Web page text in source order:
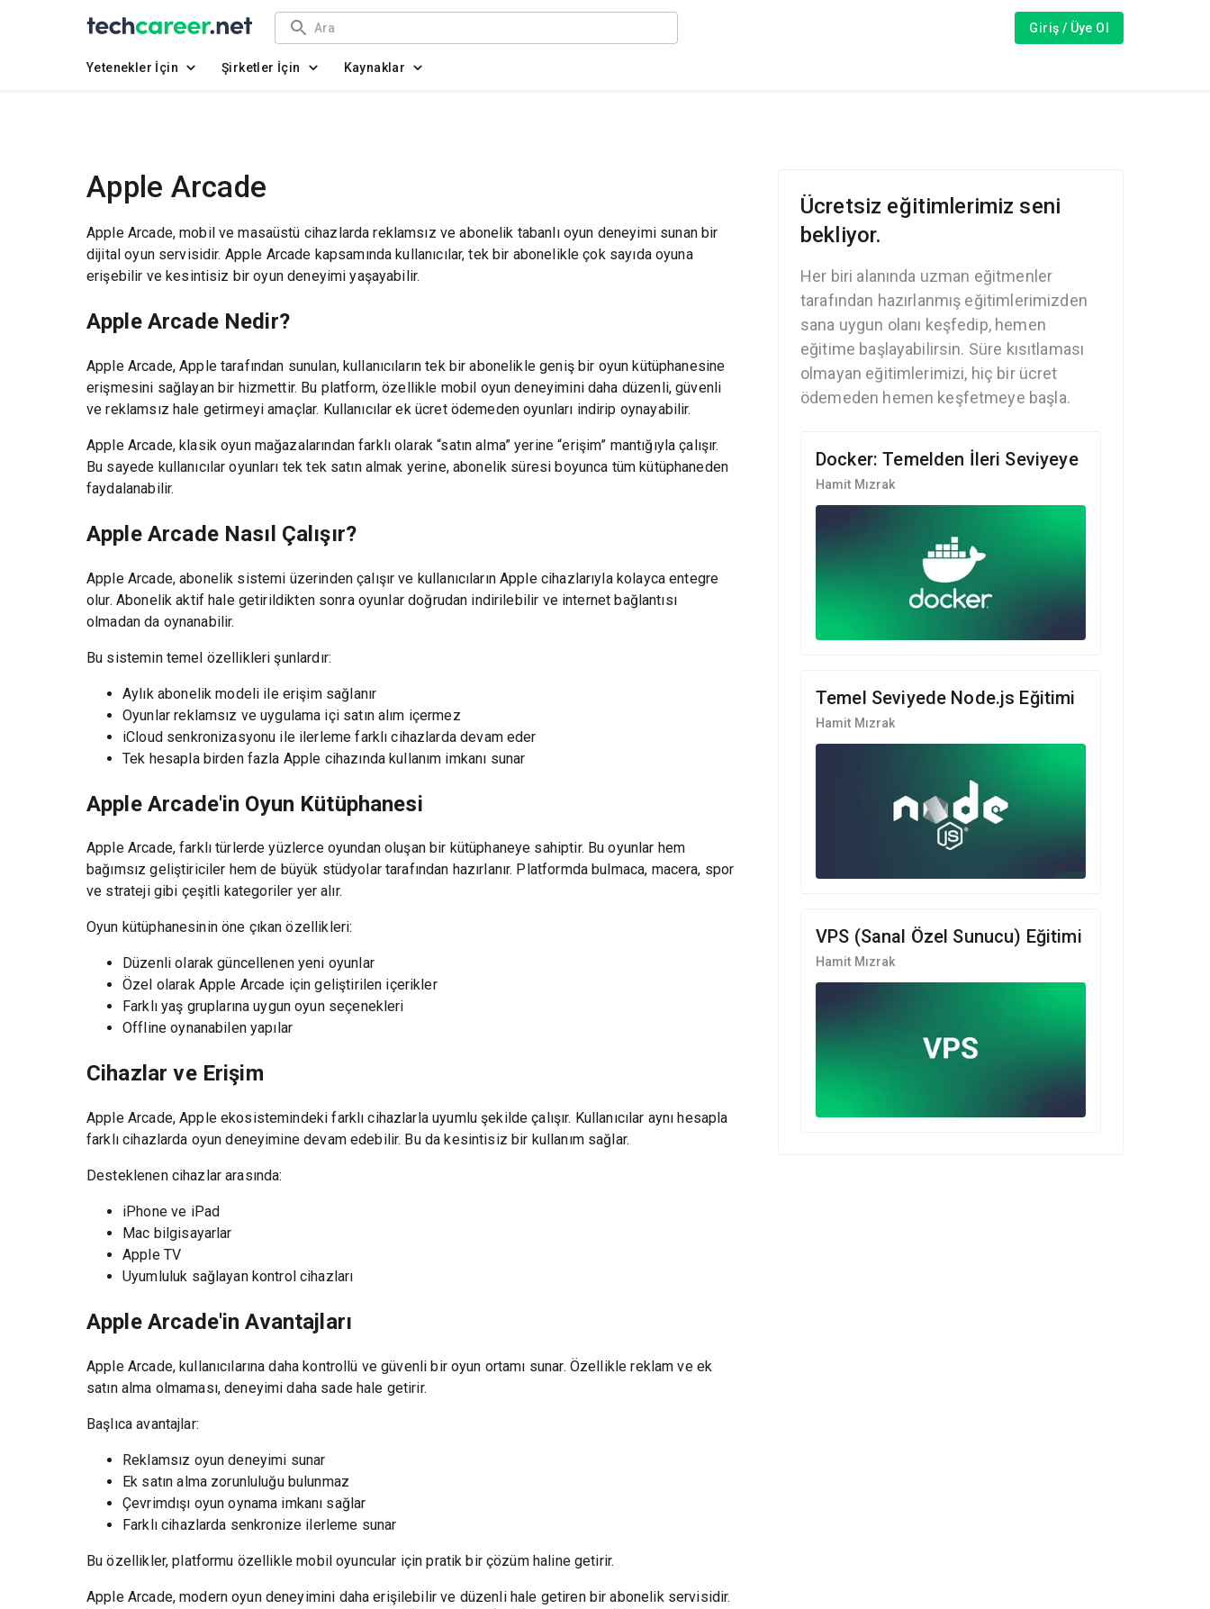
Giriş / Üye Ol
Yetenekler İçin Şirketler İçin Kaynaklar
Apple Arcade
Apple Arcade, mobil ve masaüstü cihazlarda reklamsız ve abonelik tabanlı oyun deneyimi sunan bir
dijital oyun servisidir. Apple Arcade kapsamında kullanıcılar, tek bir abonelikle çok sayıda oyuna
erişebilir ve kesintisiz bir oyun deneyimi yaşayabilir.
Apple Arcade Nedir?
Apple Arcade, Apple tarafından sunulan, kullanıcıların tek bir abonelikle geniş bir oyun kütüphanesine
erişmesini sağlayan bir hizmettir. Bu platform, özellikle mobil oyun deneyimini daha düzenli, güvenli
ve reklamsız hale getirmeyi amaçlar. Kullanıcılar ek ücret ödemeden oyunları indirip oynayabilir.
Apple Arcade, klasik oyun mağazalarından farklı olarak “satın alma” yerine “erişim” mantığıyla çalışır.
Bu sayede kullanıcılar oyunları tek tek satın almak yerine, abonelik süresi boyunca tüm kütüphaneden
faydalanabilir.
Apple Arcade Nasıl Çalışır?
Apple Arcade, abonelik sistemi üzerinden çalışır ve kullanıcıların Apple cihazlarıyla kolayca entegre
olur. Abonelik aktif hale getirildikten sonra oyunlar doğrudan indirilebilir ve internet bağlantısı
olmadan da oynanabilir.
Bu sistemin temel özellikleri şunlardır:
Aylık abonelik modeli ile erişim sağlanır
Oyunlar reklamsız ve uygulama içi satın alım içermez
iCloud senkronizasyonu ile ilerleme farklı cihazlarda devam eder
Tek hesapla birden fazla Apple cihazında kullanım imkanı sunar
Apple Arcade'in Oyun Kütüphanesi
Apple Arcade, farklı türlerde yüzlerce oyundan oluşan bir kütüphaneye sahiptir. Bu oyunlar hem
bağımsız geliştiriciler hem de büyük stüdyolar tarafından hazırlanır. Platformda bulmaca, macera, spor
ve strateji gibi çeşitli kategoriler yer alır.
Oyun kütüphanesinin öne çıkan özellikleri:
Düzenli olarak güncellenen yeni oyunlar
Özel olarak Apple Arcade için geliştirilen içerikler
Farklı yaş gruplarına uygun oyun seçenekleri
Offline oynanabilen yapılar
Cihazlar ve Erişim
Apple Arcade, Apple ekosistemindeki farklı cihazlarla uyumlu şekilde çalışır. Kullanıcılar aynı hesapla
farklı cihazlarda oyun deneyimine devam edebilir. Bu da kesintisiz bir kullanım sağlar.
Desteklenen cihazlar arasında:
iPhone ve iPad
Mac bilgisayarlar
Apple TV
Uyumluluk sağlayan kontrol cihazları
Apple Arcade'in Avantajları
Apple Arcade, kullanıcılarına daha kontrollü ve güvenli bir oyun ortamı sunar. Özellikle reklam ve ek
satın alma olmaması, deneyimi daha sade hale getirir.
Başlıca avantajlar:
Reklamsız oyun deneyimi sunar
Ek satın alma zorunluluğu bulunmaz
Çevrimdışı oyun oynama imkanı sağlar
Farklı cihazlarda senkronize ilerleme sunar
Bu özellikler, platformu özellikle mobil oyuncular için pratik bir çözüm haline getirir.
Apple Arcade, modern oyun deneyimini daha erişilebilir ve düzenli hale getiren bir abonelik servisidir.
Ücretsiz eğitimlerimiz seni
bekliyor.
Her biri alanında uzman eğitmenler
tarafından hazırlanmış eğitimlerimizden
sana uygun olanı keşfedip, hemen
eğitime başlayabilirsin. Süre kısıtlaması
olmayan eğitimlerimizi, hiç bir ücret
ödemeden hemen keşfetmeye başla.
Docker: Temelden İleri Seviyeye
Hamit Mızrak
Temel Seviyede Node.js Eğitimi
Hamit Mızrak
VPS (Sanal Özel Sunucu) Eğitimi
Hamit Mızrak